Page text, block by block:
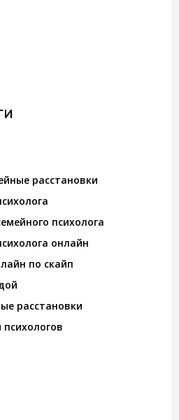
расстановки
психолога
онлайн
по скайп
расстановки